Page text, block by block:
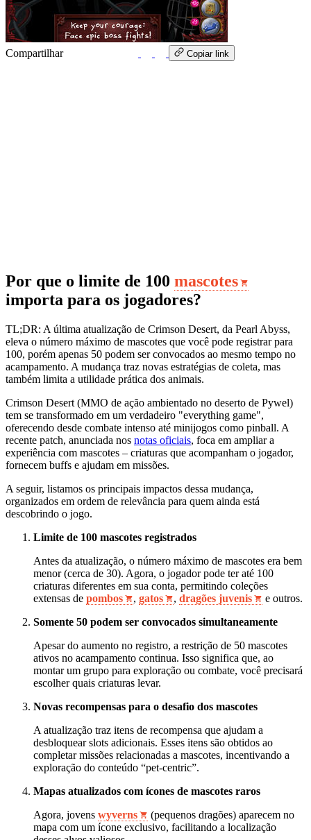
Compartilhar Copiar link
Por que o limite de 100 mascotes
importa para os jogadores?
TL;DR: A última atualização de Crimson Desert, da Pearl Abyss,
eleva o número máximo de mascotes que você pode registrar para
100, porém apenas 50 podem ser convocados ao mesmo tempo no
acampamento. A mudança traz novas estratégias de coleta, mas
também limita a utilidade prática dos animais.
Crimson Desert (MMO de ação ambientado no deserto de Pywel)
tem se transformado em um verdadeiro "everything game",
oferecendo desde combate intenso até minijogos como pinball. A
recente patch, anunciada nos notas oficiais, foca em ampliar a
experiência com mascotes – criaturas que acompanham o jogador,
fornecem buffs e ajudam em missões.
A seguir, listamos os principais impactos dessa mudança,
organizados em ordem de relevância para quem ainda está
descobrindo o jogo.
Limite de 100 mascotes registrados
Antes da atualização, o número máximo de mascotes era bem
menor (cerca de 30). Agora, o jogador pode ter até 100
criaturas diferentes em sua conta, permitindo coleções
extensas de pombos , gatos , dragões juvenis
e outros.
Somente 50 podem ser convocados simultaneamente
Apesar do aumento no registro, a restrição de 50 mascotes
ativos no acampamento continua. Isso significa que, ao
montar um grupo para exploração ou combate, você precisará
escolher quais criaturas levar.
Novas recompensas para o desafio dos mascotes
A atualização traz itens de recompensa que ajudam a
desbloquear slots adicionais. Esses itens são obtidos ao
completar missões relacionadas a mascotes, incentivando a
exploração do conteúdo “pet‑centric”.
Mapas atualizados com ícones de mascotes raros
Agora, jovens wyverns
(pequenos dragões) aparecem no
mapa com um ícone exclusivo, facilitando a localização